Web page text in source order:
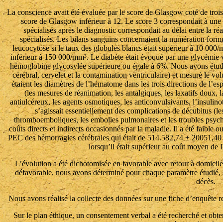
La conscience avait été évaluée par le score de Glasgow coté de
score de Glasgow inférieur à 12. Le score 3 correspondait à
spécialisés après le diagnostic correspondait au délai entre la
spécialisés. Les bilans sanguins concernaient la numération
leucocytose si le taux des globules blancs était supérieur à 10
inférieur à 150 000/mm³. Le diabète était évoqué par une
hémoglobine glycosylée supérieure ou égale à 6%. Nous avons
cérébral, cervelet et la contamination ventriculaire) et mesuré le
étaient les diamètres de l’hématome dans les trois directions de
(les mesures de réanimation, les antalgiques, les laxatifs doux,
antiulcéreux, les agents osmotiques, les anticonvulsivants,
s’agissait essentiellement des complications de décubitus
thromboemboliques, les embolies pulmonaires et les troubles
coûts directs et indirects occasionnés par la maladie. Il a été faible
PEC des hémorragies cérébrales qui était de 514.582,74 ±
lorsqu’il était supérieur au coût moyen de
L’évolution a été dichotomisée en favorable avec retour à
défavorable, nous avons déterminé pour chaque paramètre
décès.
Nous avons réalisé la collecte des données sur une fiche
Sur le plan éthique, un consentement verbal a été recherché et